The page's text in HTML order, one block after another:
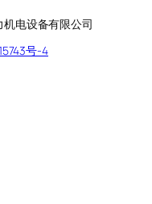
电设备有限公司
号-4